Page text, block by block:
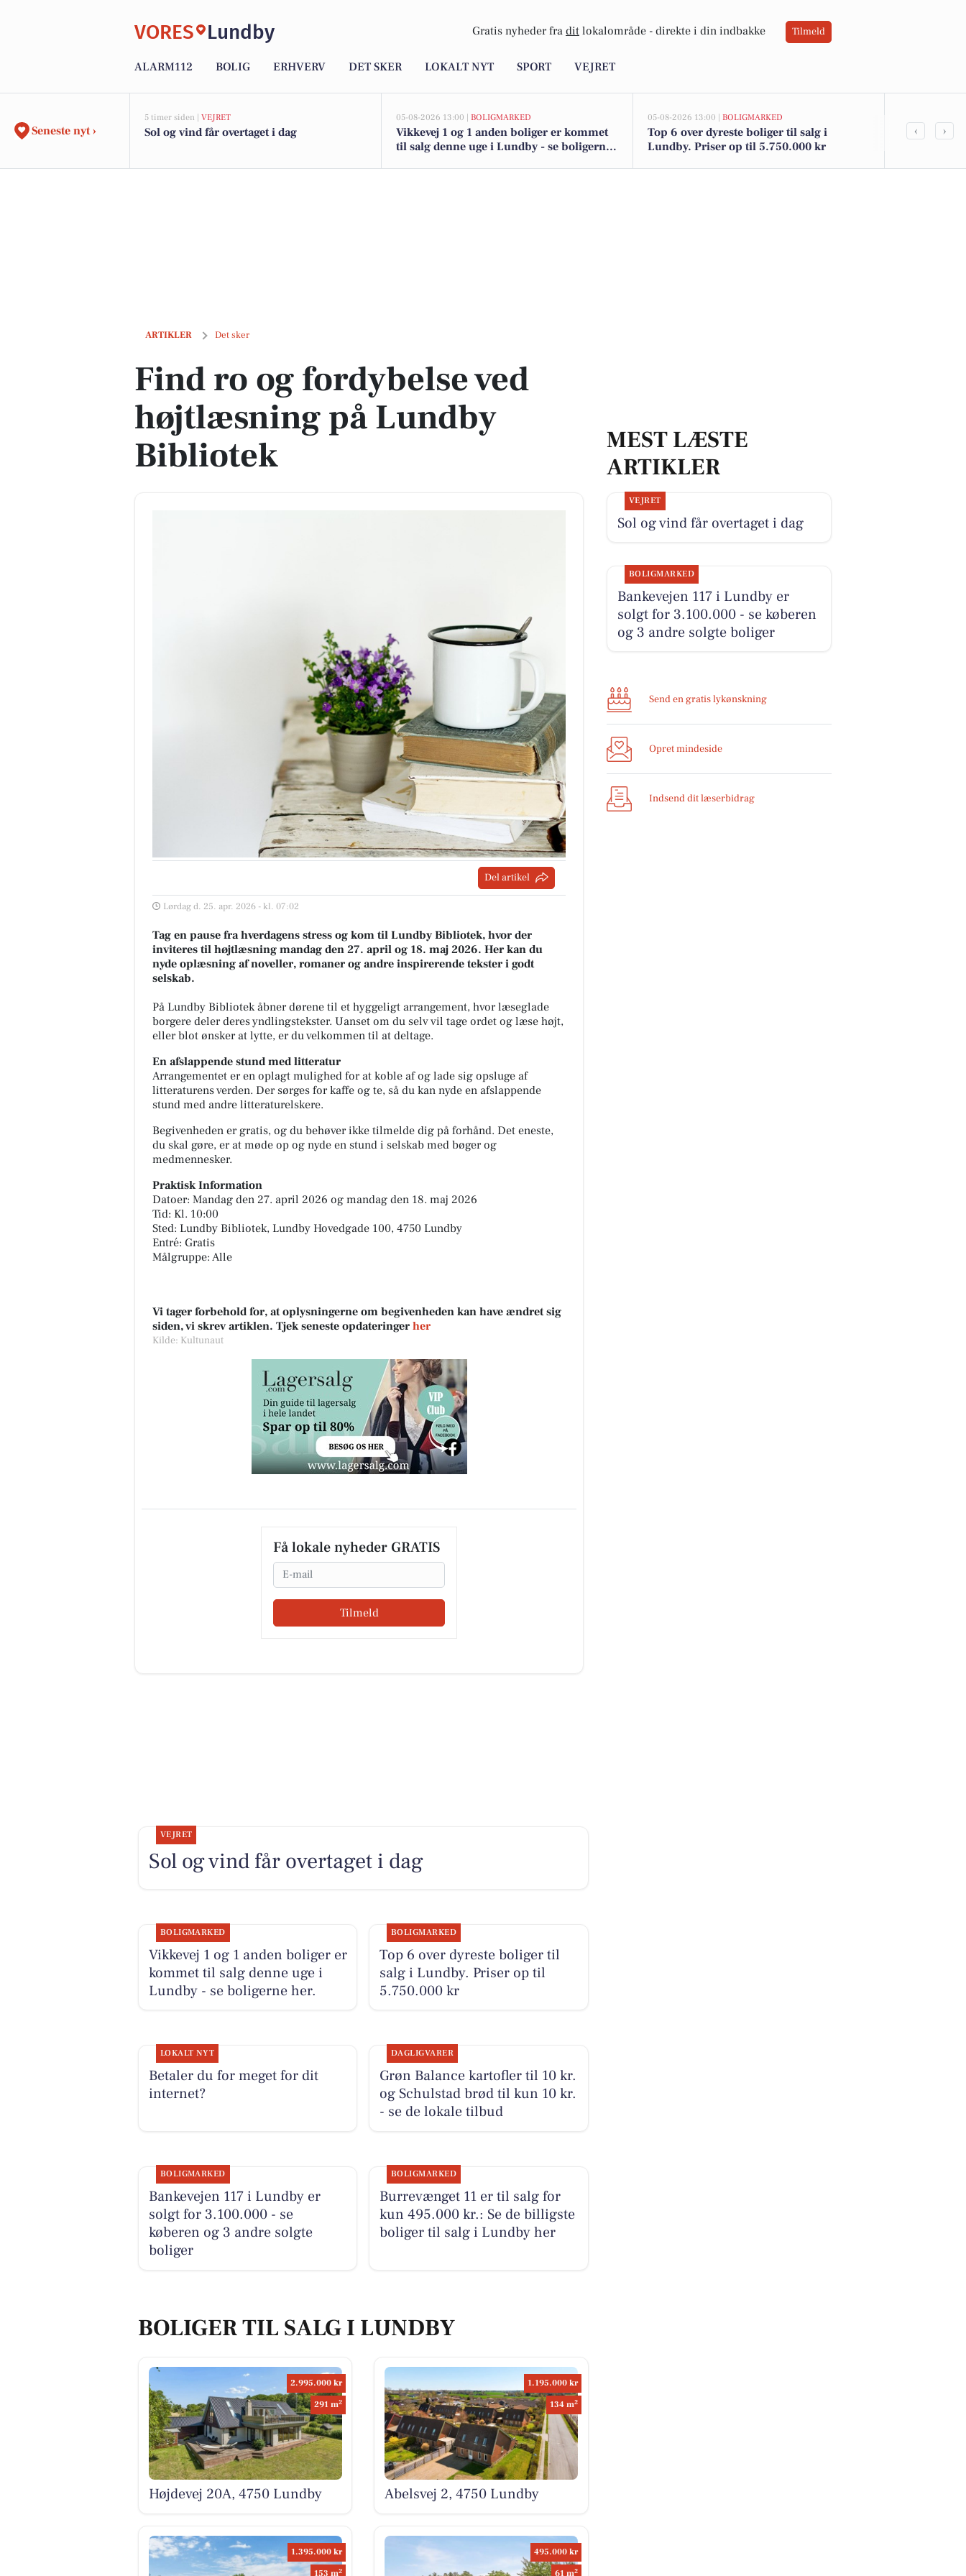
VORES Lundby Gratis nyheder fra dit lokalområde - direkte i din indbakke Tilmeld
ALARM112 BOLIG ERHVERV DET SKER LOKALT NYT SPORT VEJRET
Seneste nyt ›
5 timer siden | VEJRET
Sol og vind får overtaget i dag
05-08-2026 13:00 | BOLIGMARKED
Vikkevej 1 og 1 anden boliger er kommet
til salg denne uge i Lundby - se boligerne
05-08-2026 13:00 | BOLIGMARKED
Top 6 over dyreste boliger til salg i
Lundby. Priser op til 5.750.000 kr
Betaler du
‹ ›
ARTIKLER Det sker
Find ro og fordybelse ved højtlæsning på Lundby Bibliotek
Find ro og fordybelse ved
højtlæsning på Lundby
Bibliotek
Del artikel
Lørdag d. 25. apr. 2026 - kl. 07:02
Tag en pause fra hverdagens stress og kom til Lundby Bibliotek, hvor der
inviteres til højtlæsning mandag den 27. april og 18. maj 2026. Her kan du
nyde oplæsning af noveller, romaner og andre inspirerende tekster i godt
selskab.
På Lundby Bibliotek åbner dørene til et hyggeligt arrangement, hvor læseglade
borgere deler deres yndlingstekster. Uanset om du selv vil tage ordet og læse højt,
eller blot ønsker at lytte, er du velkommen til at deltage.
En afslappende stund med litteratur
Arrangementet er en oplagt mulighed for at koble af og lade sig opsluge af
litteraturens verden. Der sørges for kaffe og te, så du kan nyde en afslappende
stund med andre litteraturelskere.
Begivenheden er gratis, og du behøver ikke tilmelde dig på forhånd. Det eneste,
du skal gøre, er at møde op og nyde en stund i selskab med bøger og
medmennesker.
Praktisk Information
Datoer: Mandag den 27. april 2026 og mandag den 18. maj 2026
Tid: Kl. 10:00
Sted: Lundby Bibliotek, Lundby Hovedgade 100, 4750 Lundby
Entré: Gratis
Målgruppe: Alle
Vi tager forbehold for, at oplysningerne om begivenheden kan have ændret sig
siden, vi skrev artiklen. Tjek seneste opdateringer her
Kilde: Kultunaut
Få lokale nyheder GRATIS
Email
Tilmeld
MEST LÆSTE
ARTIKLER
VEJRET
Sol og vind får overtaget i dag
BOLIGMARKED
Bankevejen 117 i Lundby er
solgt for 3.100.000 - se køberen
og 3 andre solgte boliger
Send en gratis lykønskning
Opret mindeside
Indsend dit læserbidrag
VEJRET
Sol og vind får overtaget i dag
BOLIGMARKED
Vikkevej 1 og 1 anden boliger er
kommet til salg denne uge i
Lundby - se boligerne her.
BOLIGMARKED
Top 6 over dyreste boliger til
salg i Lundby. Priser op til
5.750.000 kr
LOKALT NYT
Betaler du for meget for dit
internet?
DAGLIGVARER
Grøn Balance kartofler til 10 kr.
og Schulstad brød til kun 10 kr.
- se de lokale tilbud
BOLIGMARKED
Bankevejen 117 i Lundby er
solgt for 3.100.000 - se
køberen og 3 andre solgte
boliger
BOLIGMARKED
Burrevænget 11 er til salg for
kun 495.000 kr.: Se de billigste
boliger til salg i Lundby her
BOLIGER TIL SALG I LUNDBY
2.995.000 kr
291 m2
Højdevej 20A, 4750 Lundby
1.195.000 kr
134 m2
Abelsvej 2, 4750 Lundby
1.395.000 kr
153 m2
495.000 kr
61 m2